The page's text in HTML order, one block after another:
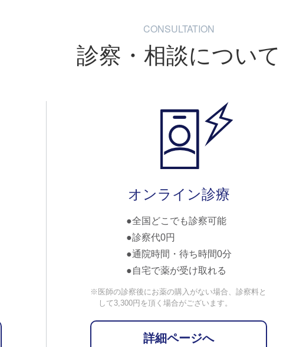
CONSULTATION
診察・相談について
オンライン診療
全国どこでも診察可能
診察代0円
通院時間・待ち時間0分
自宅で薬が受け取れる
※医師の診察後にお薬の購入がない場合、診察料と
して3,300円を頂く場合がございます。
詳細ページへ